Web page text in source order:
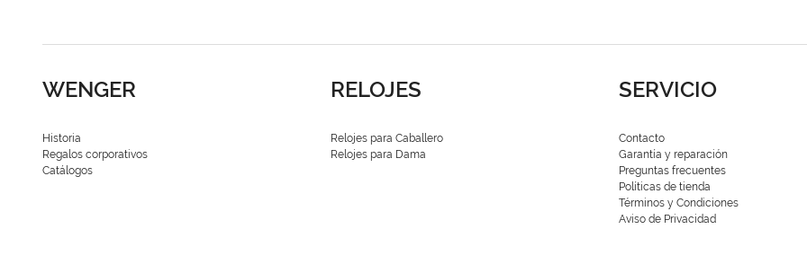
WENGER
Historia
Regalos corporativos
Catálogos
RELOJES
Relojes para Caballero
Relojes para Dama
SERVICIO
Contacto
Garantía y reparación
Preguntas frecuentes
Políticas de tienda
Términos y Condiciones
Aviso de Privacidad